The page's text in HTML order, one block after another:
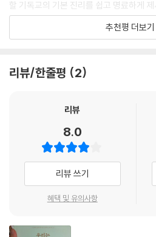
를 위한 방편이다. 말씀을 깨닫게 해주는
배 시에 설교 직전에 드리는 “설교”를 위
간구하는 좋은 전통이다.
으로 봐야 한다. 영원을 무시간성으로 보
으로 오신 것을 설명할 수 없다. 그러나 하
속에 오셨다. 그러므로 우리는 역사라는
난다. 따라서 하나님의 영원성은 시간과
속으로 오시는 것으로 이해할 수 있다. 하
하셨으므로, 우리는 하나님을 아브라함의
또한 산 자들의 하나님이라고 고백할 수
셨다.
할 기독교의 기본 진리를 쉽고 명료하게
사업 수단이 되고, 하나님조차도 세속적
질”되었으며, “부실한 교육을 받고 배출
“한국 개신교회의 교리문답서”라 할 만하다.
람들이다. 저자는 삼위 하나님을 함께 즐
를 초대한다. 그리고 이 즐김이 있는 성도
서 ‘사람’ 개혁으로 인도되기를 열망한다.
그리스도인에게 이 책은 의미 있는 안내
- 김재윤 (아세아연합신학대학교 조직신
학교에서 저자의 수업을 들을 때, 우리는
추천평 더보기
리뷰/한줄평 2
리뷰
8.0
리뷰 쓰기
혜택 및 유의사항